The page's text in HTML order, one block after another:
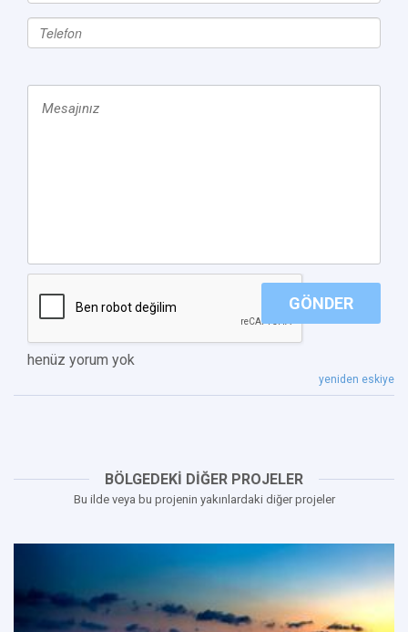
GÖNDER
henüz yorum yok
yeniden eskiye
BÖLGEDEKİ DİĞER PROJELER
Bu ilde veya bu projenin yakınlardaki diğer projeler